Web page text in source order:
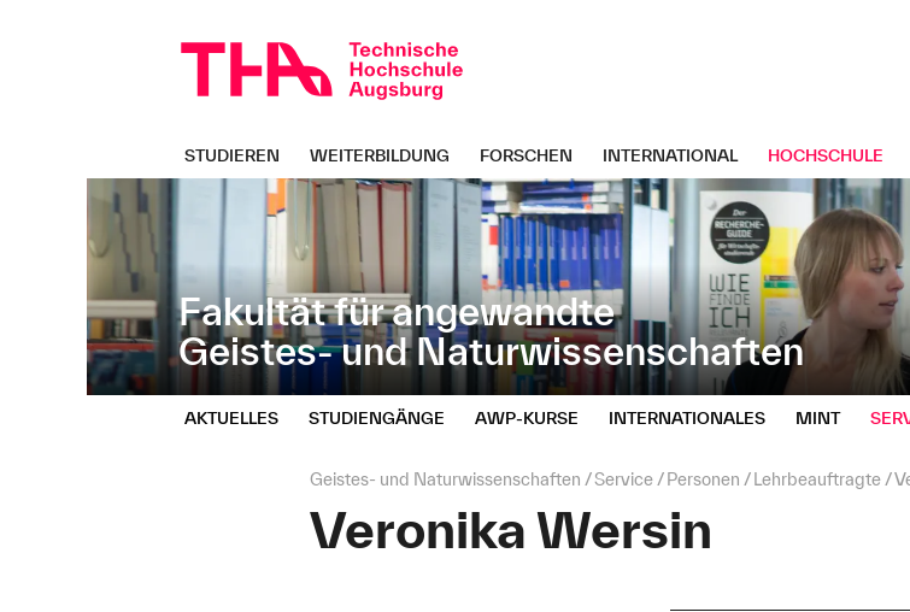
überspringen
Fakultät für angewandte
Geistes- und Naturwissenschaften
STUDIEREN WEITERBILDUNG FORSCHEN INTERNATIONAL HOCHSCHULE
AKTUELLES STUDIENGÄNGE AWP‑KURSE INTERNATIONALES MINT
Seitenpfad:
Geistes- und Naturwissenschaften Service Personen Lehrbeauftragte
Veronika Wersin